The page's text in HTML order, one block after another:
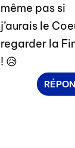
même pas si
j’aurais le
regarder la
! 😥